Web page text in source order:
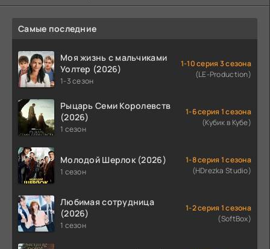
Самые последние
Моя жизнь с мальчиками
Уолтер (2026)
1-3 сезон
1-10 серия 3 сезона
(LE-Production)
Рыцарь Семи Королевств
(2026)
1 сезон
1-6 серия 1 сезона
(Кубик в Кубе)
Молодой Шерлок (2026)
1 сезон
1-8 серия 1 сезона
(HDrezka Studio)
Любимая сотрудница
(2026)
1 сезон
1-2 серия 1 сезона
(SoftBox)